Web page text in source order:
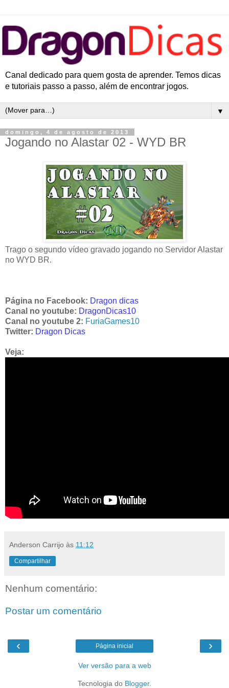
Canal dedicado para quem gosta de aprender. Temos dicas
e tutoriais passo a passo, além de encontrar jogos.
▼
domingo, 4 de agosto de 2013
Jogando no Alastar 02 - WYD BR
Trago o segundo vídeo gravado jogando no Servidor Alastar
no WYD BR.
Página no Facebook: Dragon dicas
Canal no youtube: DragonDicas10
Canal no youtube 2: FuriaGames10
Twitter: Dragon Dicas
Veja:
Anderson Carrijo às 11:12
Compartilhar
Nenhum comentário:
Postar um comentário
‹ ›
Página inicial
Ver versão para a web
Tecnologia do Blogger.